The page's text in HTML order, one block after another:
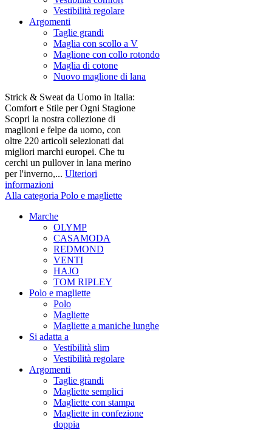
Vestibilità regolare
Argomenti
Taglie grandi
Maglia con scollo a V
Maglione con collo rotondo
Maglia di cotone
Nuovo maglione di lana
Strick & Sweat da Uomo in Italia:
Comfort e Stile per Ogni Stagione
Scopri la nostra collezione di
maglioni e felpe da uomo, con
oltre 220 articoli selezionati dai
migliori marchi europei. Che tu
cerchi un pullover in lana merino
per l'inverno,... Ulteriori
informazioni
Alla categoria Polo e magliette
Marche
OLYMP
CASAMODA
REDMOND
VENTI
HAJO
TOM RIPLEY
Polo e magliette
Polo
Magliette
Magliette a maniche lunghe
Si adatta a
Vestibilità slim
Vestibilità regolare
Argomenti
Taglie grandi
Magliette semplici
Magliette con stampa
Magliette in confezione
doppia